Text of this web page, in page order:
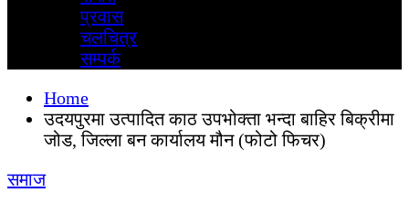
प्रवास
चलचित्र
सम्पर्क
Home
उदयपुरमा उत्पादित काठ उपभोक्ता भन्दा बाहिर बिक्रीमा
जोड, जिल्ला बन कार्यालय मौन (फोटो फिचर)
समाज